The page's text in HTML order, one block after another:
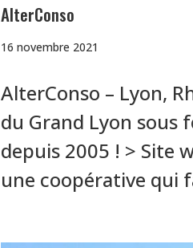
AlterConso
16 novembre 2021
AlterConso – Lyon,
du Grand Lyon
depuis 2005 ! > Site
une coopérative qui